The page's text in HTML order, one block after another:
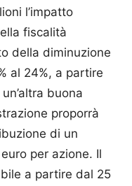
l’impatto
fiscalità
della diminuzione
al 24%, a partire
buona
proporrà
di un
per azione. Il
a partire dal 25